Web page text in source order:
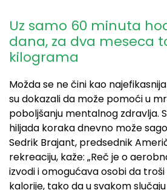
Uz samo 60 minuta
dana, za dva meseca
kilograma
Možda se ne čini kao
su dokazali da može pomoći u
poboljšanju mentalnog zdravlja.
hiljada koraka dnevno može
Sedrik Brajant, predsednik
rekreaciju, kaže: „Reč je o
izvodi i omogućava osobi da
kalorije, tako da u svakom